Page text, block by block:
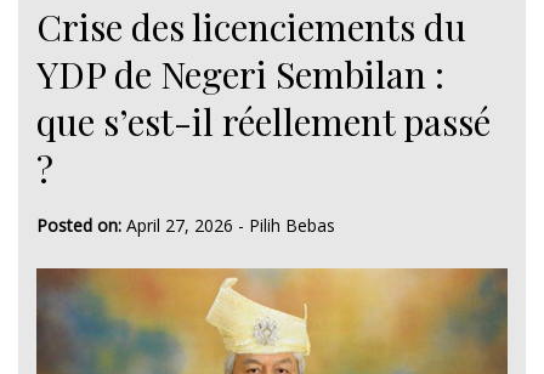
Crise des licenciements du
YDP de Negeri Sembilan :
que s’est-il réellement passé
?
Posted on: April 27, 2026 - Pilih Bebas